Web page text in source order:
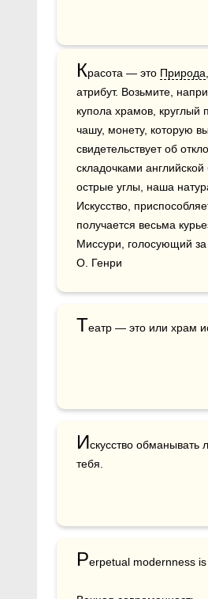
Красота — это Природа
атрибут. Возьмите,
купола храмов, круглый
чашу, монету, которую
свидетельствует об
складочками
острые углы, наша
Искусство,
получается весьма
Миссури, голосующий за
О. Генри
Театр — это или храм
Искусство обманывать
тебя.
Perpetual modernness